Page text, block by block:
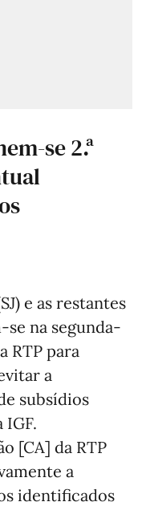
se 2.ª
e as restantes
na segunda-
RTP para
a
subsídios
IGF.
[CA] da RTP
a
identificados